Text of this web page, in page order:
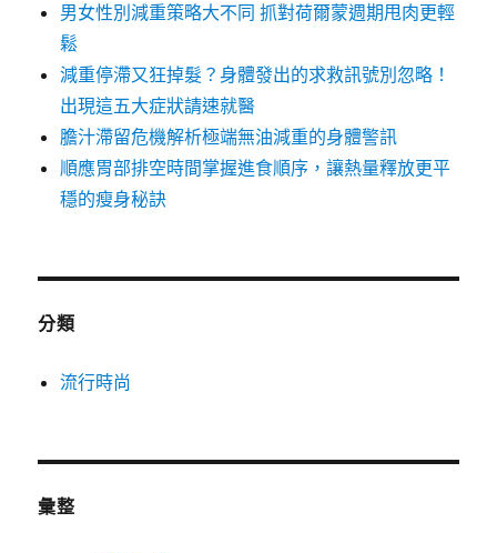
男女性別減重策略大不同 抓對荷爾蒙週期甩肉更輕
鬆
減重停滯又狂掉髮？身體發出的求救訊號別忽略！
出現這五大症狀請速就醫
膽汁滯留危機解析極端無油減重的身體警訊
順應胃部排空時間掌握進食順序，讓熱量釋放更平
穩的瘦身秘訣
分類
流行時尚
彙整